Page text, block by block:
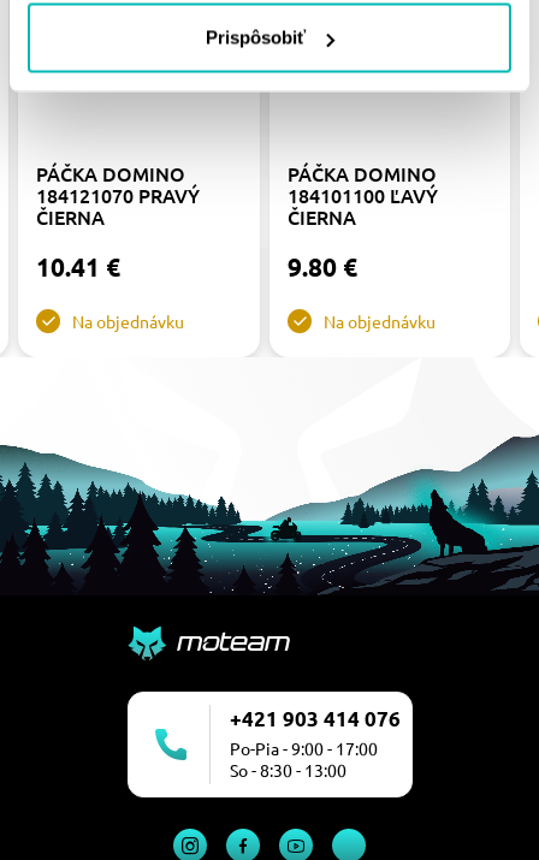
Prispôsobiť
PÁČKA DOMINO
184121070 PRAVÝ
ČIERNA
10.41 €
Na objednávku
PÁČKA DOMINO
184101100 ĽAVÝ
ČIERNA
9.80 €
Na objednávku
+421 903 414 076
Po-Pia - 9:00 - 17:00
So - 8:30 - 13:00